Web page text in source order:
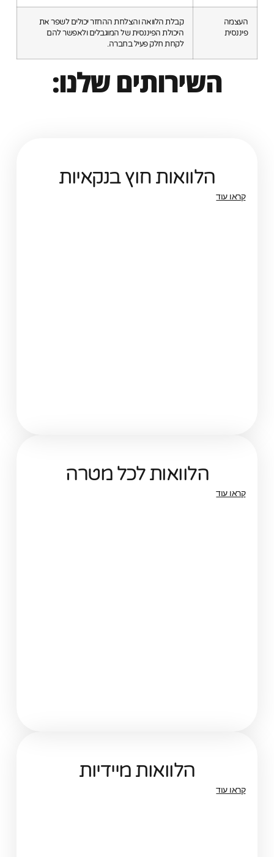
העצמה
פיננסית
קבלת הלוואה והצלחת ההחזר יכולים לשפר את
היכולת הפיננסית של המוגבלים ולאפשר להם
לקחת חלק פעיל בחברה.
השירותים שלנו:
הלוואות חוץ בנקאיות
קראו עוד
הלוואות לכל מטרה
קראו עוד
הלוואות מיידיות
קראו עוד